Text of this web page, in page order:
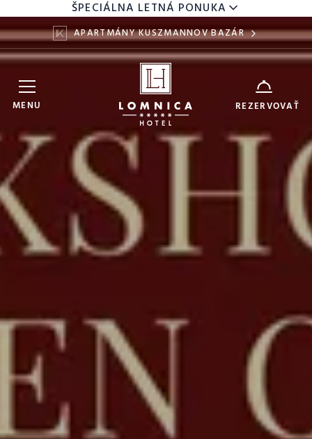
ŠPECIÁLNA LETNÁ PONUKA
APARTMÁNY KUSZMANNOV BAZÁR
MENU REZERVOVAŤ
ZARIADENIE Hotel Lomnica
DÁTUM AUG 9 AUG
DETI